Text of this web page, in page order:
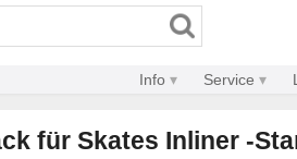
Info Service
für Skates Inliner -